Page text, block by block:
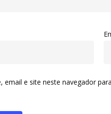
email e site neste navegador